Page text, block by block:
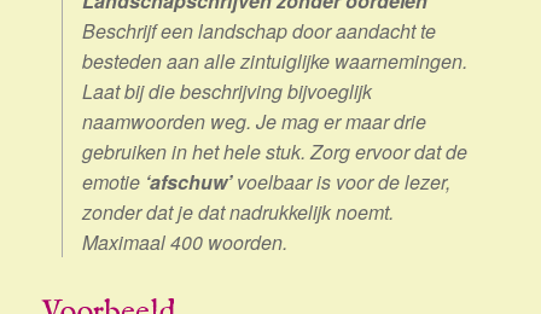
Beschrijf een landschap door aandacht te
besteden aan alle zintuiglijke waarnemingen.
Laat bij die beschrijving bijvoeglijk
naamwoorden weg. Je mag er maar drie
gebruiken in het hele stuk. Zorg ervoor dat de
emotie ‘afschuw’voelbaar is voor de lezer,
zonder dat je dat nadrukkelijk noemt.
Maximaal 400 woorden.